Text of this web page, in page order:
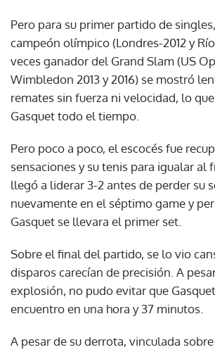
Pero para su primer partido de
campeón olímpico (Londres-2012 y
veces ganador del Grand Slam (US
Wimbledon 2013 y 2016) se mostró
remates sin fuerza ni velocidad, lo
Gasquet todo el tiempo.
Pero poco a poco, el escocés fue
sensaciones y su tenis para igualar al
llegó a liderar 3-2 antes de perder su
nuevamente en el séptimo game y
Gasquet se llevara el primer set.
Sobre el final del partido, se lo vio
disparos carecían de precisión. A
explosión, no pudo evitar que
encuentro en una hora y 37 minutos.
A pesar de su derrota, vinculada